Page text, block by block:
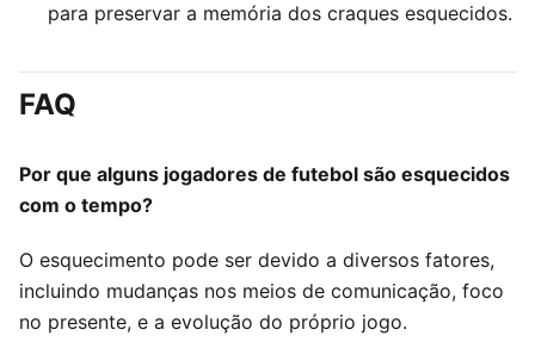
para preservar a memória dos craques esquecidos.
FAQ
Por que alguns jogadores de futebol são esquecidos
com o tempo?
O esquecimento pode ser devido a diversos fatores,
incluindo mudanças nos meios de comunicação, foco
no presente, e a evolução do próprio jogo.